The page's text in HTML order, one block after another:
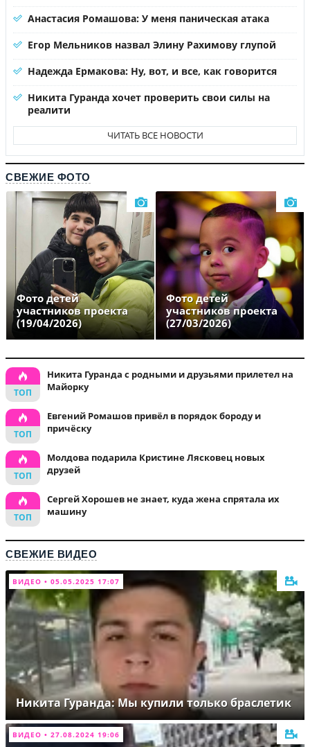
Анастасия Ромашова: У меня паническая атака
Егор Мельников назвал Элину Рахимову глупой
Надежда Ермакова: Ну, вот, и все, как говорится
Никита Гуранда хочет проверить свои силы на
реалити
ЧИТАТЬ ВСЕ НОВОСТИ
СВЕЖИЕ ФОТО
Фото детей
участников проекта
(19/04/2026)
Фото детей
участников проекта
(27/03/2026)
Никита Гуранда с родными и друзьями прилетел на
Майорку
Евгений Ромашов привёл в порядок бороду и
причёску
Молдова подарила Кристине Лясковец новых
друзей
Сергей Хорошев не знает, куда жена спрятала их
машину
СВЕЖИЕ ВИДЕО
ВИДЕО • 05.05.2025 17:07
Никита Гуранда: Мы купили только браслетик
ВИДЕО • 27.08.2024 19:06